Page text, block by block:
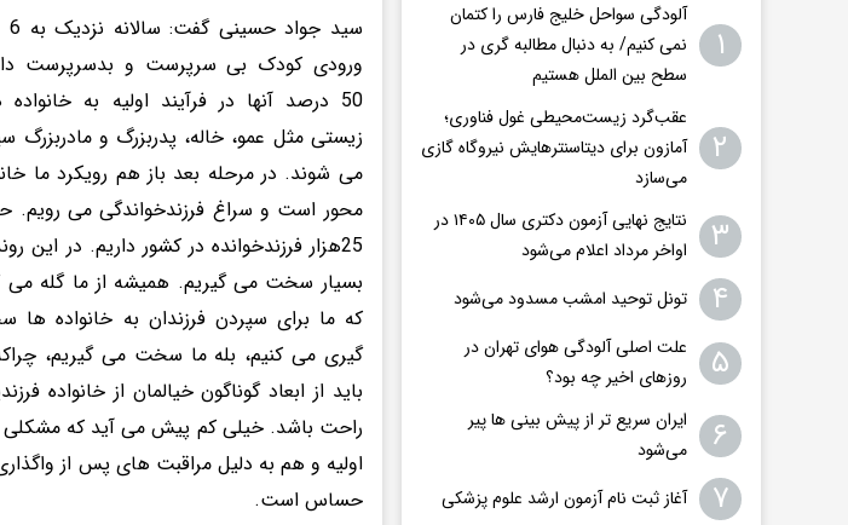
ورودی کودک بی سرپرست و بدسرپرست
50 درصد آنها در فرآیند اولیه به
زیستی مثل عمو، خاله، پدربزرگ و مادربزرگ
می شوند. در مرحله بعد باز هم رویکرد ما
محور است و سراغ فرزندخواندگی می رویم.
25هزار فرزندخوانده در کشور داریم. در این
بسیار سخت می گیریم. همیشه از ما گله می
که ما برای سپردن فرزندان به خانواده ها
گیری می کنیم، بله ما سخت می گیریم،
باید از ابعاد گوناگون خیالمان از خانواده
راحت باشد. خیلی کم پیش می آید که مشکلی
اولیه و هم به دلیل مراقبت های پس از
حساس است.
۱
آلودگی سواحل خلیج فارس را کتمان
نمی کنیم/ به دنبال مطالبه گری در
سطح بین الملل هستیم
۲
عقب‌گرد زیست‌محیطی غول فناوری؛
آمازون برای دیتاسنترهایش نیروگاه گازی
می‌سازد
۳
نتایج نهایی آزمون دکتری سال ۱۴۰۵ در
اواخر مرداد اعلام می‌شود
۴ تونل توحید امشب مسدود می‌شود
۵
علت اصلی آلودگی هوای تهران در
روزهای اخیر چه بود؟
۶
ایران سریع تر از پیش بینی ها پیر
می‌شود
۷ آغاز ثبت نام آزمون ارشد علوم پزشکی